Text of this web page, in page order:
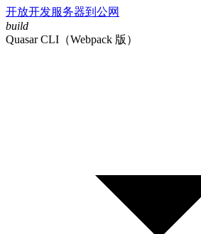
开放开发服务器到公网
build
Quasar CLI（Webpack 版）